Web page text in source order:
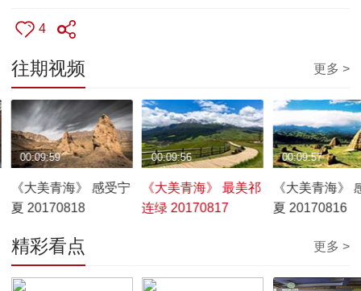
4
往期视频 更多 >
《大美青海》 感受宁
夏 20170818
00:09:59
《大美青海》 最美祁
连绿 20170817
00:09:56
《大美青海》
夏 20170816
00:09:57
精彩看点 更多 >